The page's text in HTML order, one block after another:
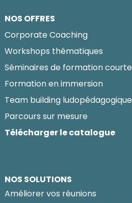
NOS OFFRES
Corporate Coaching
Workshops thématiques
Séminaires de formation courte
Formation en immersion
Team building ludopédagogique
Parcours sur mesure
Télécharger le catalogue
NOS SOLUTIONS
Améliorer vos réunions